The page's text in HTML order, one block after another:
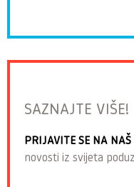
SAZNAJTE VIŠE!
PRIJAVITE SE NA NAŠ
novosti iz svijeta